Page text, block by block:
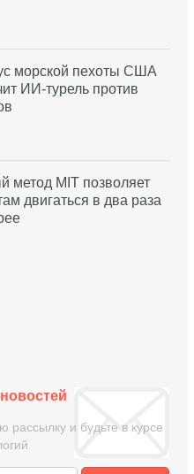
морской пехоты США
ИИ-турель против
метод MIT позволяет
двигаться в два раза
и будьте в курсе